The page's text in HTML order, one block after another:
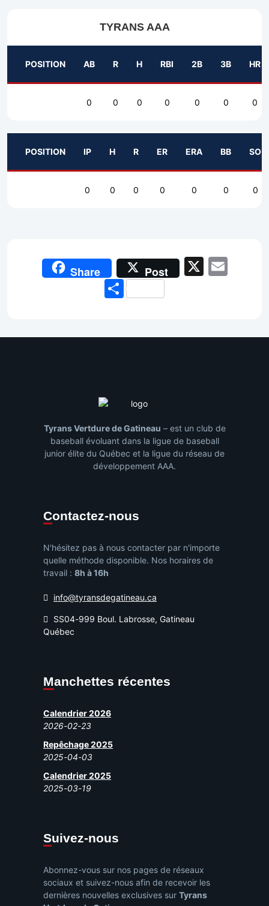
TYRANS AAA
POSITION AB R H RBI 2B 3B HR
0 0 0 0 0 0 0
POSITION IP H R ER ERA BB SO
0 0 0 0 0 0 0
Share Post X
Share
Tyrans Vertdure de Gatineau – est un club de
baseball évoluant dans la ligue de baseball
junior élite du Québec et la ligue du réseau de
développement AAA.
Contactez-nous
N'hésitez pas à nous contacter par n'importe
quelle méthode disponible. Nos horaires de
travail : 8h à 16h
info@tyransdegatineau.ca
SS04-999 Boul. Labrosse, Gatineau
Québec
Manchettes récentes
Calendrier 2026
2026-02-23
Repêchage 2025
2025-04-03
Calendrier 2025
2025-03-19
Suivez-nous
Abonnez-vous sur nos pages de réseaux
sociaux et suivez-nous afin de recevoir les
dernières nouvelles exclusives sur Tyrans